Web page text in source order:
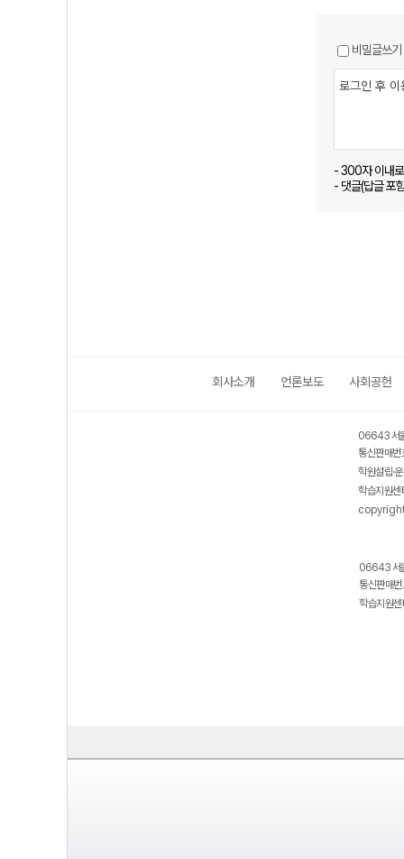
비밀글쓰기
- 300자 이내
- 댓글(답글 포
회사소개 언론보도 사회공헌
06643 서
통신판매
학원설립·
학습지원
06643 서
통신판매
학습지원